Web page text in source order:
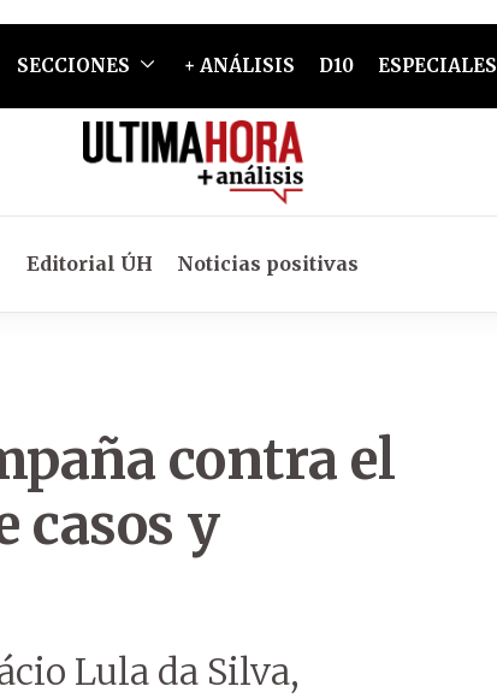
SECCIONES + ANÁLISIS D10 ESPECIALES
Editorial ÚH Noticias positivas
contra el
casos y
Lula da Silva,